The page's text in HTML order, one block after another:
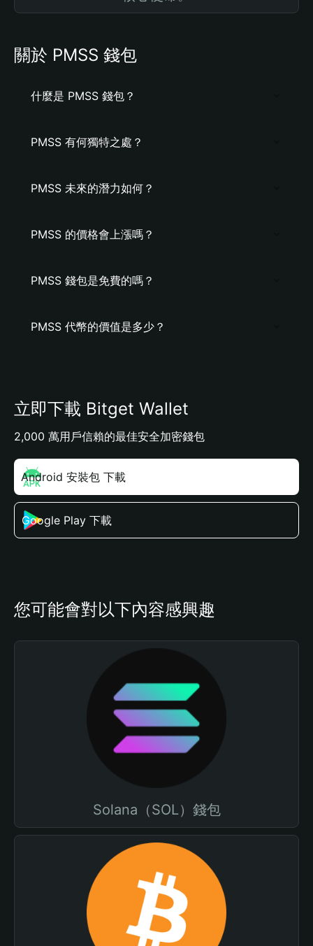
關於 PMSS 錢包
什麼是 PMSS 錢包？
PMSS 有何獨特之處？
PMSS 未來的潛力如何？
PMSS 的價格會上漲嗎？
PMSS 錢包是免費的嗎？
PMSS 代幣的價值是多少？
立即下載 Bitget Wallet
2,000 萬用戶信賴的最佳安全加密錢包
Android 安裝包 下載
Google Play 下載
您可能會對以下內容感興趣
Solana（SOL）錢包